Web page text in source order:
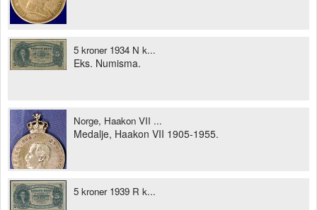
5 kroner 1934 N k...
Eks. Numisma.
Norge, Haakon VII ...
Medalje, Haakon VII 1905-1955.
5 kroner 1939 R k...